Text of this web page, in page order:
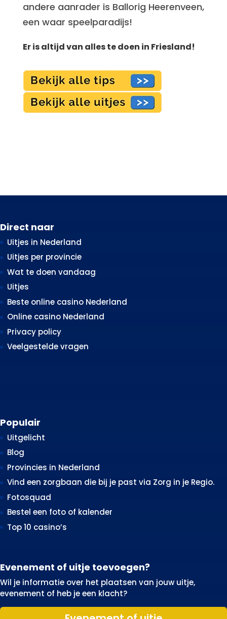
andere aanrader is Ballorig Heerenveen,
een waar speelparadijs!
Er is altijd van alles te doen in Friesland!
Direct naar
Uitjes in Nederland
Uitjes per provincie
Wat te doen vandaag
Uitjes
Beste online casino Nederland
Online casino Nederland
Privacy policy
Veelgestelde vragen
Populair
Uitgelicht
Blog
Provincies in Nederland
Vind een zorgbaan die bij je past via Zorg in je Regio.
Fotosquad
Bestel een foto of kalender
Top 10 casino’s
Evenement of uitje toevoegen?
Wil je informatie over het plaatsen van jouw uitje,
evenement of heb je een klacht?